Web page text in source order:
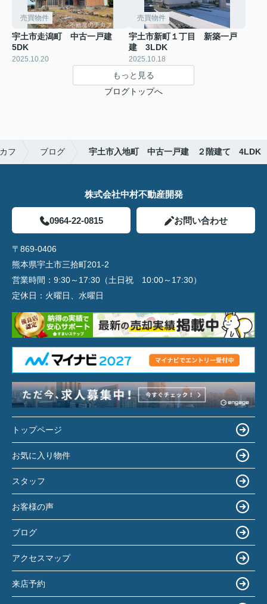
売買物件
宇土市走潟町 中古一戸建
5DK
2025.10.20
売買物件
宇土市新町１丁目 新築一戸
建 3LDK
2025.10.18
もっと見る
ブログトップへ
フ ブログ 宇土市入地町 中古一戸建 ２階建て 4LDK
株式会社中村不動産開発
0964-22-0815 お問い合わせ
〒869-0406
熊本県宇土市三拾町201-2
営業時間： 9:30～17:30（土日祝 10:00～17:30）
定休日： 火曜日、水曜日
トップページ
お気に入り物件
スタッフ
お客様の声
ブログ
アクセスマップ
来店予約